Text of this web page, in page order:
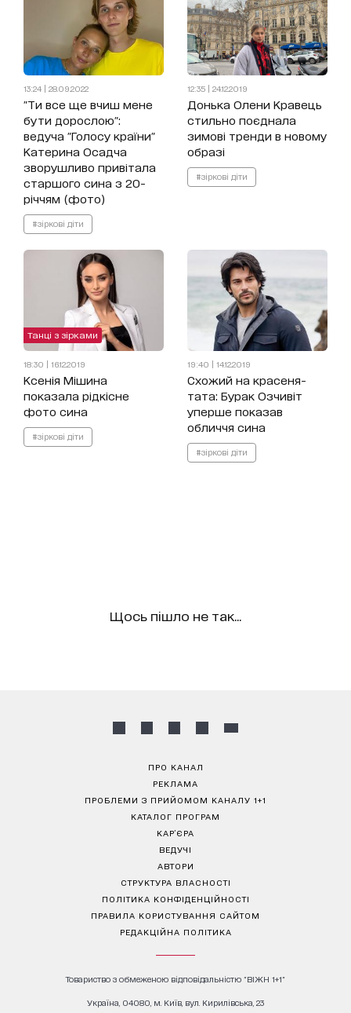
13:24 | 28.09.2022
"Ти все ще вчиш мене
бути дорослою":
ведуча "Голосу країни"
Катерина Осадча
зворушливо привітала
старшого сина з 20-
річчям (фото)
#зіркові діти
12:35 | 24.12.2019
Донька Олени Кравець
стильно поєднала
зимові тренди в новому
образі
#зіркові діти
Танці з зірками
18:30 | 16.12.2019
Ксенія Мішина
показала рідкісне
фото сина
#зіркові діти
19:40 | 14.12.2019
Схожий на красеня-
тата: Бурак Озчивіт
уперше показав
обличчя сина
#зіркові діти
Щось пішло не так...
ПРО КАНАЛ
РЕКЛАМА
ПРОБЛЕМИ З ПРИЙОМОМ КАНАЛУ 1+1
КАТАЛОГ ПРОГРАМ
КАР’ЄРА
ВЕДУЧІ
АВТОРИ
СТРУКТУРА ВЛАСНОСТІ
ПОЛІТИКА КОНФІДЕНЦІЙНОСТІ
ПРАВИЛА КОРИСТУВАННЯ САЙТОМ
РЕДАКЦІЙНА ПОЛІТИКА
Товариство з обмеженою відповідальністю "ВІЖН 1+1"
Україна, 04080, м. Київ, вул. Кирилівська, 23